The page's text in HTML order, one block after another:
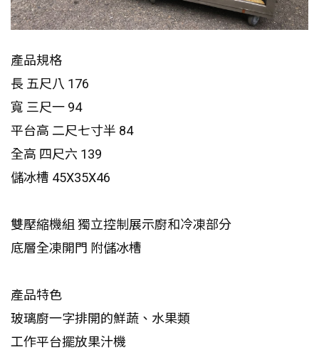
產品規格
長 五尺八 176
寬 三尺一 94
平台高 二尺七寸半 84
全高 四尺六 139
儲冰槽 45X35X46
雙壓縮機組 獨立控制展示廚和冷凍部分
底層全凍開門 附儲冰槽
產品特色
玻璃廚一字排開的鮮蔬、水果類
工作平台擺放果汁機